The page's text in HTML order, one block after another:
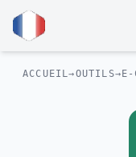
ACCUEIL→OUTILS→ E-